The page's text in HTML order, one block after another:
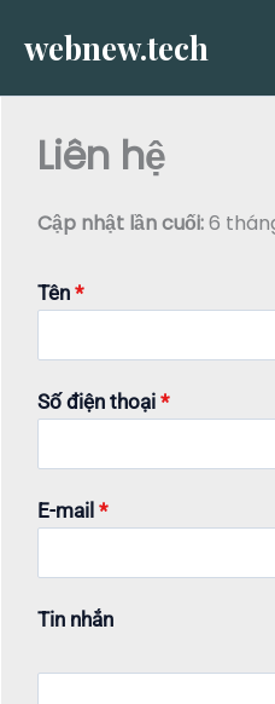
webnew.tech
Liên hệ
Cập nhật lần cuối:6
Tên *
Số điện thoại *
E-mail *
Tin nhắn